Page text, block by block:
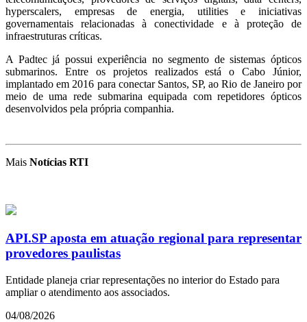
hyperscalers, empresas de energia, utilities e iniciativas
governamentais relacionadas à conectividade e à proteção de
infraestruturas críticas.
A Padtec já possui experiência no segmento de sistemas ópticos
submarinos. Entre os projetos realizados está o Cabo Júnior,
implantado em 2016 para conectar Santos, SP, ao Rio de Janeiro por
meio de uma rede submarina equipada com repetidores ópticos
desenvolvidos pela própria companhia.
Mais Notícias RTI
API.SP aposta em atuação regional para representar
provedores paulistas
Entidade planeja criar representações no interior do Estado para
ampliar o atendimento aos associados.
04/08/2026